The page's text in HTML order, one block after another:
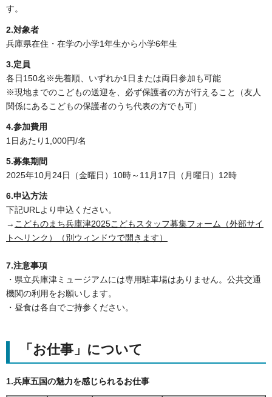
す。
2.対象者
兵庫県在住・在学の小学1年生から小学6年生
3.定員
各日150名※先着順、いずれか1日または両日参加も可能
※現地までのこどもの送迎を、必ず保護者の方が行えること（友人
関係にあるこどもの保護者のうち代表の方でも可）
4.参加費用
1日あたり1,000円/名
5.募集期間
2025年10月24日（金曜日）10時～11月17日（月曜日）12時
6.申込方法
下記URLより申込ください。
→ こどものまち兵庫津2025こどもスタッフ募集フォーム（外部サイ
トへリンク）（別ウィンドウで開きます）
7.注意事項
・県立兵庫津ミュージアムには専用駐車場はありません。公共交通
機関の利用をお願いします。
・昼食は各自でご持参ください。
「お仕事」について
1.兵庫五国の魅力を感じられるお仕事